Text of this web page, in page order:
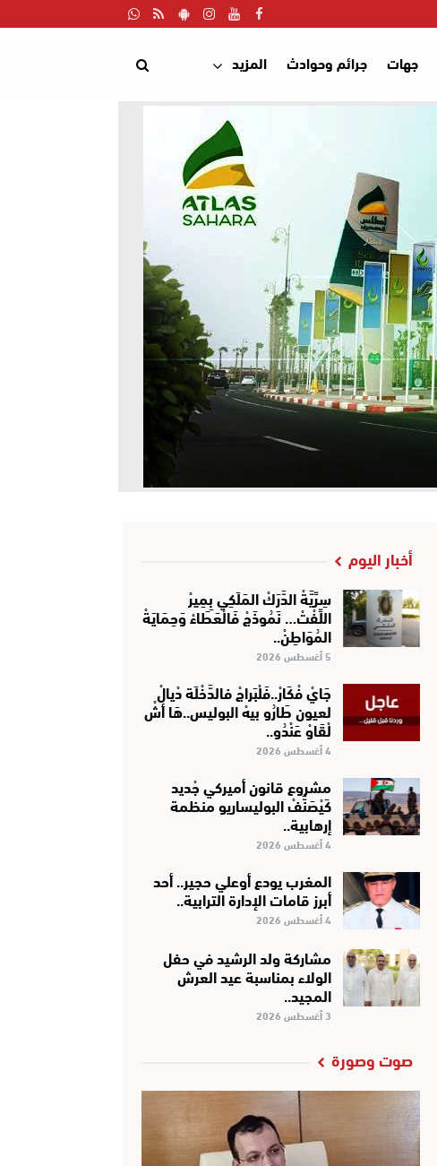
جهات جرائم وحوادث المزيد
أخبار اليوم
سِرِّيَّةْ الدَّرَكْ المَلَكِي بِمِيرْ
اللِّفْتْ… نَمُوذَجْ فَالْعَطَاءْ وَحِمَايَةْ
المُوَاطِنْ..
5 أغسطس 2026
جَايْ فْكَارْ..فَلْبَراجْ فالدَّخْلَة دْيالْ
لعيون طَارُو بيهْ البوليس..هَا أشْ
لْقَاوْ عَنْدُو..
4 أغسطس 2026
مشروع قانون أميركي جْديد
كَيْصَنَّفْ البوليساريو منظمة
إرهابية..
4 أغسطس 2026
المغرب يودع أوعلي حجير.. أحد
أبرز قامات الإدارة الترابية..
4 أغسطس 2026
مشاركة ولد الرشيد في حفل
الولاء بمناسبة عيد العرش
المجيد..
3 أغسطس 2026
صوت وصورة